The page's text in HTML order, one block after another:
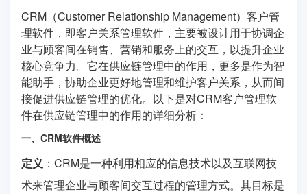
CRM（Customer Relationship Management）客户管
理软件，即客户关系管理软件，主要被设计用于协调企
业与顾客间在销售、营销和服务上的交互，以提升企业
核心竞争力。它在供应链管理中的作用，更多是作为智
能助手，协助企业更好地管理和维护客户关系，从而间
接促进供应链管理的优化。以下是对CRM客户管理软
件在供应链管理中的作用的详细分析：
一、CRM软件概述
定义 ：CRM是一种利用相应的信息技术以及互联网技
术来管理企业与顾客间交互过程的管理方式。其目标是